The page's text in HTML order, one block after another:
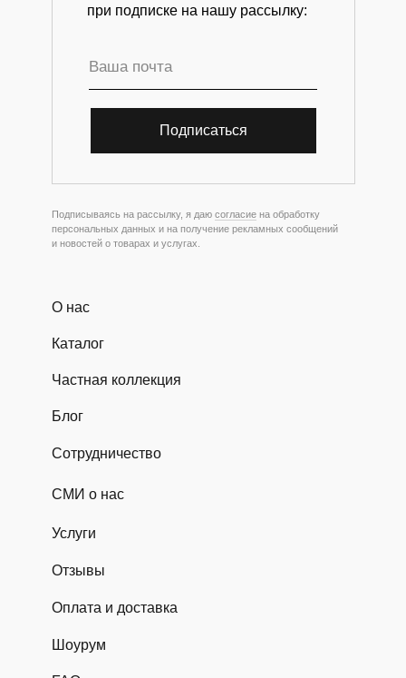
при подписке на нашу рассылку:
Подписываясь на рассылку, я даю согласие на обработку
персональных данных и на получение рекламных сообщений
и новостей о товарах и услугах.
Каталог
О нас
Блог
Частная коллекция
Сотрудничество
Услуги
Отзывы
Оплата и доставка
СМИ о нас
Шоурум
Подписаться